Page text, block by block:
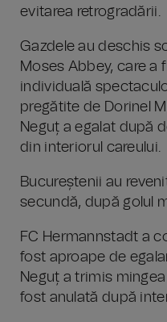
evitarea retrogradării.
Gazdele au deschis
Moses Abbey, care a
individuală
pregătite de Dorinel
Neguț a egalat după
din interiorul careului.
Bucureștenii au
secundă, după golul
FC Hermannstadt a
fost aproape de
Neguț a trimis
fost anulată după